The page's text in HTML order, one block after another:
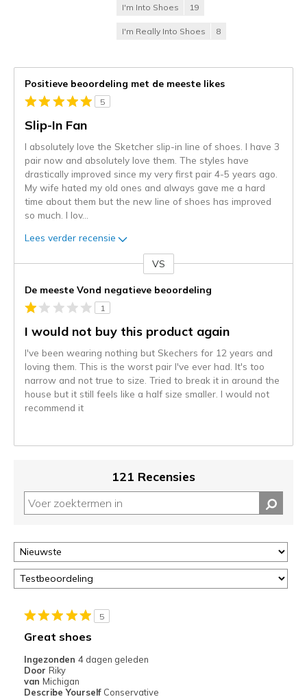
I'm Into Shoes 19
I'm Really Into Shoes 8
Positieve beoordeling met de meeste likes
5
Slip-In Fan
I absolutely love the Sketcher slip-in line of shoes. I have 3
pair now and absolutely love them. The styles have
drastically improved since my very first pair 4-5 years ago.
My wife hated my old ones and always gave me a hard
time about them but the new line of shoes has improved
so much. I lov...
Lees verder recensie
content
wordt
momenteel
gemigreerd
de
niejee
page_id.
kunt
status
controleren
op
page
of
door
<a
de
page
met
de
migratiegeschiedenis
van
VS
De meeste Vond negatieve beoordeling
1
I would not buy this product again
I've been wearing nothing but Skechers for 12 years and
loving them. This is the worst pair I've ever had. It's too
narrow and not true to size. Tried to break it in around the
house but it still feels like a half size smaller. I would not
recommend it
121 Recensies
5
Great shoes
Ingezonden 4 dagen geleden
Door Riky
van Michigan
Describe Yourself Conservative